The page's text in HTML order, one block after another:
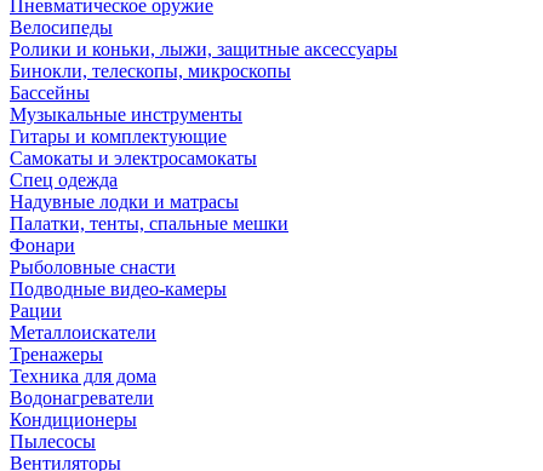
Пневматическое оружие
Велосипеды
Ролики и коньки, лыжи, защитные аксессуары
Бинокли, телескопы, микроскопы
Бассейны
Музыкальные инструменты
Гитары и комплектующие
Самокаты и электросамокаты
Спец одежда
Надувные лодки и матрасы
Палатки, тенты, спальные мешки
Фонари
Рыболовные снасти
Подводные видео-камеры
Рации
Металлоискатели
Тренажеры
Техника для дома
Водонагреватели
Кондиционеры
Пылесосы
Вентиляторы